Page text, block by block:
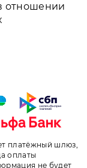
отношении
платёжный шлюз,
оплаты
не будет